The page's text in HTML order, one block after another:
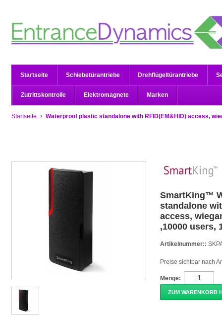
Startseite Schiebetürantriebe Drehflügeltürantriebe
Zutrittskontrolle Elektromagnete Marken
Startseite Waterproof plastic standalone with RFID(EM&HID) access,
SmartKing™
standalone
access,
,10000 users,
Artikelnummer::
Preise sichtbar nach
Menge:
ZUM WARENKORB